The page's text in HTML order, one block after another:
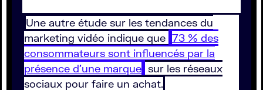
Une autre étude sur les tendances du
marketing vidéo indique que 73 % des
consommateurs sont influencés par la
présence d’une marque sur les réseaux
sociaux pour faire un achat.